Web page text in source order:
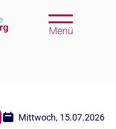
Menü
Mittwoch, 15.07.2026